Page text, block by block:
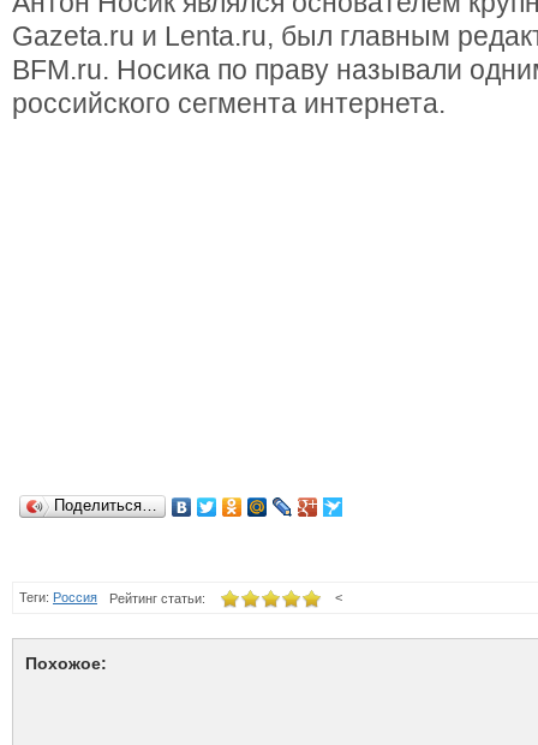
Gazeta.ru и Lenta.ru, был главным
BFM.ru. Носика по праву называли
российского сегмента интернета.
Поделиться…
Теги: Россия <
Рейтинг статьи:
Похожое: